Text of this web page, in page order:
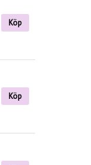
Köp
Köp